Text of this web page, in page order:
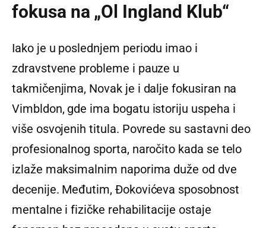
fokusa na „Ol Ingland Klub“
Iako je u poslednjem periodu imao i
zdravstvene probleme i pauze u
takmičenjima, Novak je i dalje fokusiran na
Vimbldon, gde ima bogatu istoriju uspeha i
više osvojenih titula. Povrede su sastavni deo
profesionalnog sporta, naročito kada se telo
izlaže maksimalnim naporima duže od dve
decenije. Međutim, Đokovićeva sposobnost
mentalne i fizičke rehabilitacije ostaje